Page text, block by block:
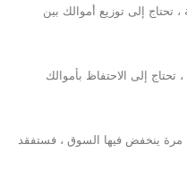
تحتاج إلى توزيع أموالك بين
تحتاج إلى الاحتفاظ بأموالك
مرة ينخفض ​​فيها السوق ، فستفقد